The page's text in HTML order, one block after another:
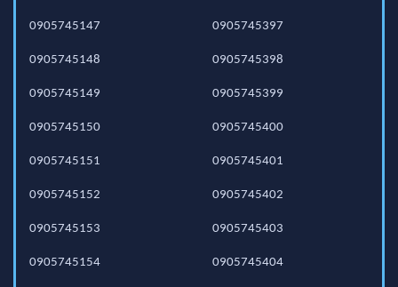
0905745147
0905745148
0905745149
0905745150
0905745151
0905745152
0905745153
0905745154
0905745397
0905745398
0905745399
0905745400
0905745401
0905745402
0905745403
0905745404